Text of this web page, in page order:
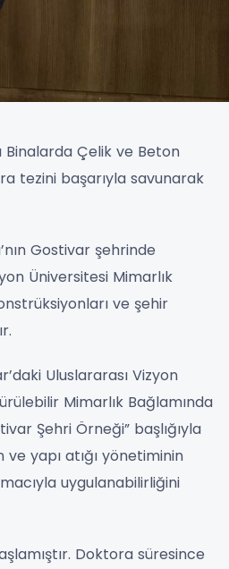
Binalarda Çelik ve Beton
tezini başarıyla savunarak
Gostivar şehrinde
Üniversitesi Mimarlık
ve şehir
Uluslararası Vizyon
Mimarlık Bağlamında
Şehri Örneği” başlığıyla
yapı atığı yönetiminin
uygulanabilirliğini
Doktora süresince